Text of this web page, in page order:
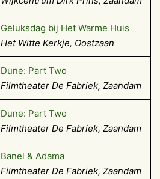
Geluksdag bij Het Warme Huis
Het Witte Kerkje, Oostzaan
Dune: Part Two
Filmtheater De Fabriek, Zaandam
Dune: Part Two
Filmtheater De Fabriek, Zaandam
Banel & Adama
Filmtheater De Fabriek, Zaandam